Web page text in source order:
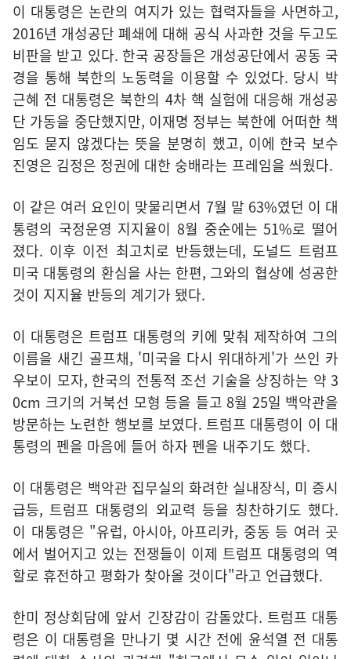
이 대통령은 논란의 여지가 있는 협력자들을 사면하고,
2016년 개성공단 폐쇄에 대해 공식 사과한 것을 두고도
비판을 받고 있다. 한국 공장들은 개성공단에서 공동 국
경을 통해 북한의 노동력을 이용할 수 있었다. 당시 박
근혜 전 대통령은 북한의 4차 핵 실험에 대응해 개성공
단 가동을 중단했지만, 이재명 정부는 북한에 어떠한 책
임도 묻지 않겠다는 뜻을 분명히 했고, 이에 한국 보수
진영은 김정은 정권에 대한 숭배라는 프레임을 씌웠다.
이 같은 여러 요인이 맞물리면서 7월 말 63%였던 이 대
통령의 국정운영 지지율이 8월 중순에는 51%로 떨어
졌다. 이후 이전 최고치로 반등했는데, 도널드 트럼프
미국 대통령의 환심을 사는 한편, 그와의 협상에 성공한
것이 지지율 반등의 계기가 됐다.
이 대통령은 트럼프 대통령의 키에 맞춰 제작하여 그의
이름을 새긴 골프채, '미국을 다시 위대하게'가 쓰인 카
우보이 모자, 한국의 전통적 조선 기술을 상징하는 약 3
0cm 크기의 거북선 모형 등을 들고 8월 25일 백악관을
방문하는 노련한 행보를 보였다. 트럼프 대통령이 이 대
통령의 펜을 마음에 들어 하자 펜을 내주기도 했다.
이 대통령은 백악관 집무실의 화려한 실내장식, 미 증시
급등, 트럼프 대통령의 외교력 등을 칭찬하기도 했다.
이 대통령은 "유럽, 아시아, 아프리카, 중동 등 여러 곳
에서 벌어지고 있는 전쟁들이 이제 트럼프 대통령의 역
할로 휴전하고 평화가 찾아올 것이다"라고 언급했다.
한미 정상회담에 앞서 긴장감이 감돌았다. 트럼프 대통
령은 이 대통령을 만나기 몇 시간 전에 윤석열 전 대통